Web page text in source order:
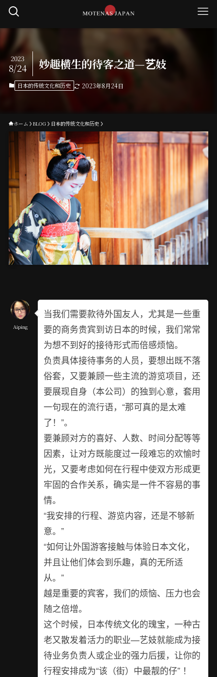
妙趣横生的待客之道—艺妓
2023
8/24
日本的传统文化和历史 2023年8月24日
ホーム BLOG 日本的传统文化和历史
Aiping
当我们需要款待外国友人，尤其是一些重
要的商务贵宾到访日本的时候，我们常常
为想不到好的接待形式而倍感烦恼。
负责具体接待事务的人员，要想出既不落
俗套，又要兼顾一些主流的游览项目，还
要展现自身（本公司）的独到心意，套用
一句现在的流行语，“那可真的是太难
了！”。
要兼顾对方的喜好、人数、时间分配等等
因素，让对方既能度过一段难忘的欢愉时
光，又要考虑如何在行程中使双方形成更
牢固的合作关系，确实是一件不容易的事
情。
“我安排的行程、游览内容，还是不够新
意。”
“如何让外国游客接触与体验日本文化，
并且让他们体会到乐趣，真的无所适
从。”
越是重要的宾客，我们的烦恼、压力也会
随之倍增。
这个时候，日本传统文化的瑰宝，一种古
老又散发着活力的职业—艺妓就能成为接
待业务负责人或企业的强力后援，让你的
行程安排成为“该（街）中最靓的仔” ！